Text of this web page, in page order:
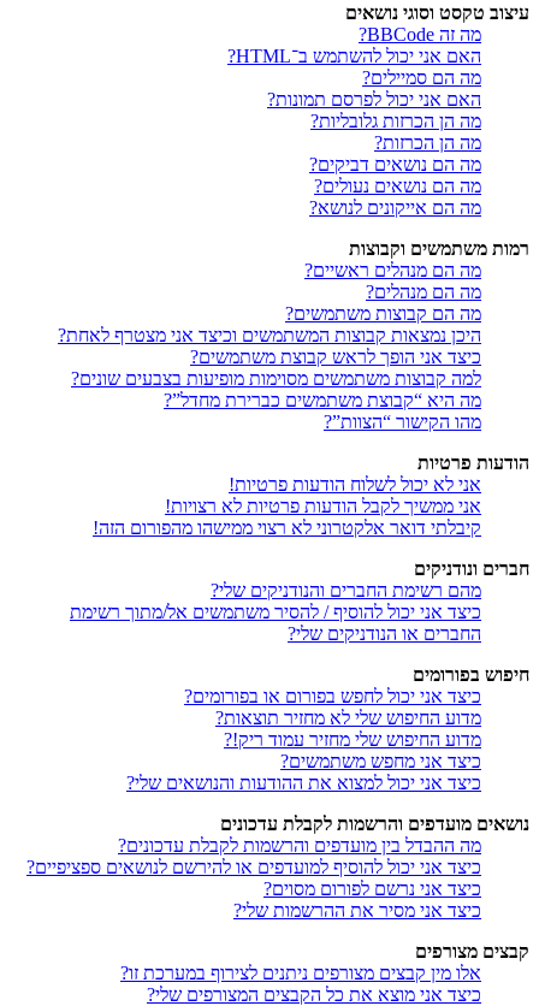
עיצוב טקסט וסוגי נושאים
מה זה BBCode?
האם אני יכול להשתמש ב־HTML?
מה הם סמיילים?
האם אני יכול לפרסם תמונות?
מה הן הכרזות גלובליות?
מה הן הכרזות?
מה הם נושאים דביקים?
מה הם נושאים נעולים?
מה הם אייקונים לנושא?
רמות משתמשים וקבוצות
מה הם מנהלים ראשיים?
מה הם מנהלים?
מה הם קבוצות משתמשים?
היכן נמצאות קבוצות המשתמשים וכיצד אני מצטרף לאחת?
כיצד אני הופך לראש קבוצת משתמשים?
למה קבוצות משתמשים מסוימות מופיעות בצבעים שונים?
מה היא “קבוצת משתמשים כברירת מחדל”?
מהו הקישור “הצוות”?
הודעות פרטיות
אני לא יכול לשלוח הודעות פרטיות!
אני ממשיך לקבל הודעות פרטיות לא רצויות!
קיבלתי דואר אלקטרוני לא רצוי ממישהו מהפורום הזה!
חברים ונודניקים
מהם רשימת החברים והנודניקים שלי?
כיצד אני יכול להוסיף / להסיר משתמשים אל/מתוך רשימת
החברים או הנודניקים שלי?
חיפוש בפורומים
כיצד אני יכול לחפש בפורום או בפורומים?
מדוע החיפוש שלי לא מחזיר תוצאות?
מדוע החיפוש שלי מחזיר עמוד ריק!?
כיצד אני מחפש משתמשים?
כיצד אני יכול למצוא את ההודעות והנושאים שלי?
נושאים מועדפים והרשמות לקבלת עדכונים
מה ההבדל בין מועדפים והרשמות לקבלת עדכונים?
כיצד אני יכול להוסיף למועדפים או להירשם לנושאים ספציפיים?
כיצד אני נרשם לפורום מסוים?
כיצד אני מסיר את ההרשמות שלי?
קבצים מצורפים
אלו מין קבצים מצורפים ניתנים לצירוף במערכת זו?
כיצד אני מוצא את כל הקבצים המצורפים שלי?